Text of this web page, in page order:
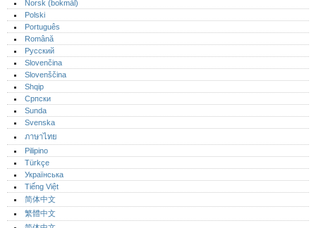
Norsk (bokmål)‎
Polski
Português‎
Română
Русский
Slovenčina
Slovenščina
Shqip
Српски
Sunda
Svenska
ภาษาไทย
Pilipino
Türkçe
Українська
Tiếng Việt
简体中文
繁體中文